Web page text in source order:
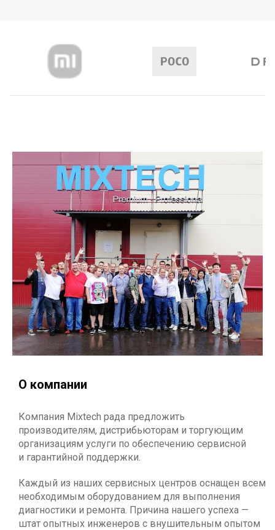
О компании
Компания Mixtech рада предложить
производителям, дистрибьюторам и торгующим
организациям услуги по обеспечению сервисной
и гарантийной поддержки.
Каждый из наших сервисных центров оснащен всем
необходимым оборудованием для выполнения
диагностики и ремонта. Причина нашего успеха —
штат опытных инженеров с внушительным опытом